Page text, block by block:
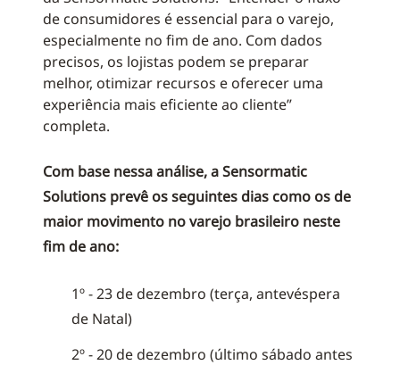
de consumidores é essencial para o varejo,
especialmente no fim de ano. Com dados
precisos, os lojistas podem se preparar
melhor, otimizar recursos e oferecer uma
experiência mais eficiente ao cliente”
completa.
Com base nessa análise, a Sensormatic
Solutions prevê os seguintes dias como os de
maior movimento no varejo brasileiro neste
fim de ano:
1º - 23 de dezembro (terça, antevéspera
de Natal)
2º - 20 de dezembro (último sábado antes